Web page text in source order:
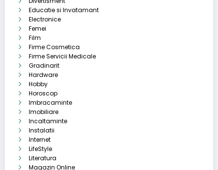
Educatie si Invatamant
Electronice
Femei
Film
Firme Cosmetica
Firme Servicii Medicale
Gradinarit
Hardware
Hobby
Horoscop
Imbracaminte
Imobiliare
Incaltaminte
Instalatii
Internet
LifeStyle
Literatura
Magazin Online